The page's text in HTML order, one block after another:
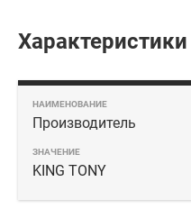
Производитель
KING TONY